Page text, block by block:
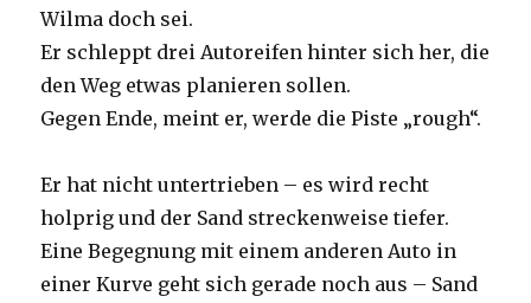
Wilma doch sei.
Er schleppt drei Autoreifen hinter sich her, die
den Weg etwas planieren sollen.
Gegen Ende, meint er, werde die Piste „rough“.
Er hat nicht untertrieben – es wird recht
holprig und der Sand streckenweise tiefer.
Eine Begegnung mit einem anderen Auto in
einer Kurve geht sich gerade noch aus – Sand